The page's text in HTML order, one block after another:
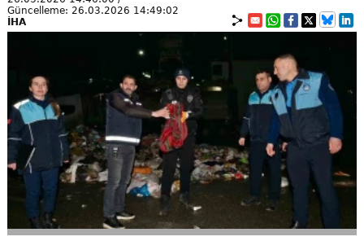
Güncelleme: 26.03.2026 14:49:02
İHA